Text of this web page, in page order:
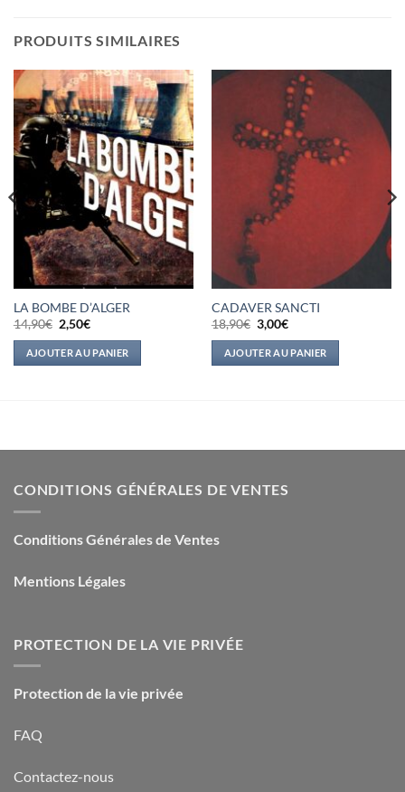
PRODUITS SIMILAIRES
LA BOMBE D’ALGER
14,90€ Le
prix
initial
était :
14,90€.
2,50€Le
actuel
est :
2,50€.
AJOUTER AU PANIER
CADAVER SANCTI
18,90€ Le
prix
initial
était :
18,90€.
3,00€Le
actuel
est :
3,00€.
AJOUTER AU PANIER
CONDITIONS GÉNÉRALES DE VENTES
Conditions Générales de Ventes
Mentions Légales
PROTECTION DE LA VIE PRIVÉE
Protection de la vie privée
FAQ
Contactez-nous